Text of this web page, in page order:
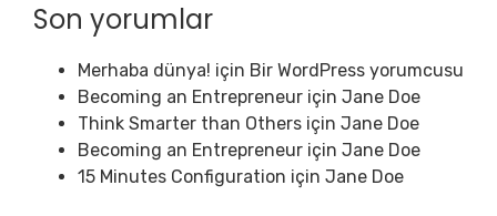
Son yorumlar
Merhaba dünya! için Bir WordPress yorumcusu
Becoming an Entrepreneur için Jane Doe
Think Smarter than Others için Jane Doe
Becoming an Entrepreneur için Jane Doe
15 Minutes Configuration için Jane Doe